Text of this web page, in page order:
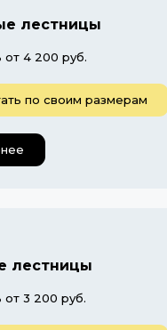
лестницы
от 4 200 руб.
по своим размерам
лестницы
от 3 200 руб.